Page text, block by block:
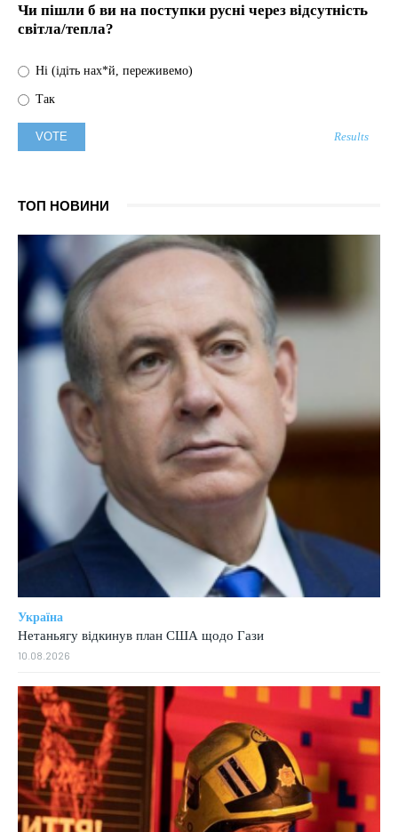
Чи пішли б ви на поступки русні через відсутність
світла/тепла?
Ні (ідіть нах*й, переживемо)
Так
Results
ТОП НОВИНИ
Україна
Нетаньягу відкинув план США щодо Гази
10.08.2026